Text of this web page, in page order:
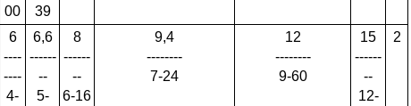
00
39
6
----
----
4-
6,6
------
--
5-
8
------
--
6-16
9,4
--------
7-24
12
--------
9-60
15
------
--
12-
2